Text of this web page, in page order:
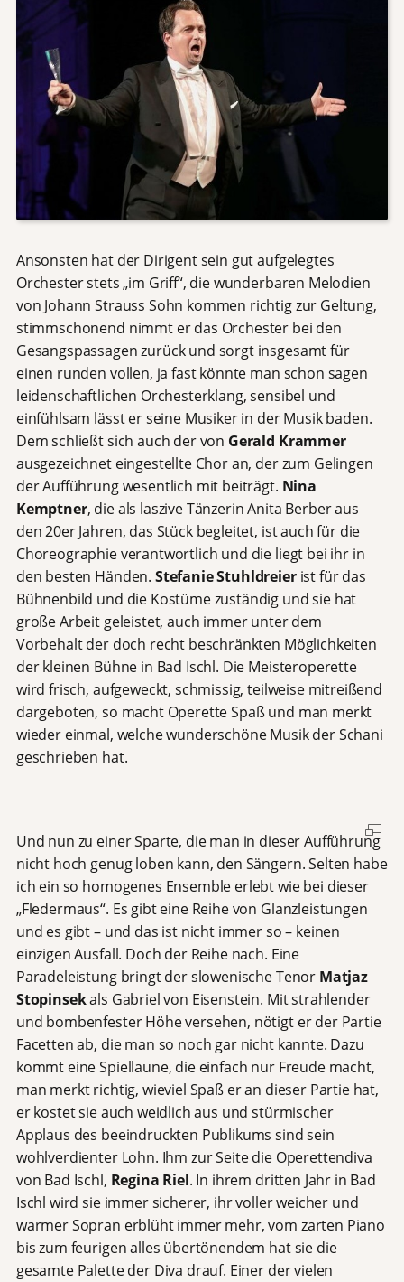
Ansonsten hat der Dirigent sein gut aufgelegtes
Orchester stets „im Griff“, die wunderbaren Melodien
von Johann Strauss Sohn kommen richtig zur Geltung,
stimmschonend nimmt er das Orchester bei den
Gesangspassagen zurück und sorgt insgesamt für
einen runden vollen, ja fast könnte man schon sagen
leidenschaftlichen Orchesterklang, sensibel und
einfühlsam lässt er seine Musiker in der Musik baden.
Dem schließt sich auch der von Gerald Krammer
ausgezeichnet eingestellte Chor an, der zum Gelingen
der Aufführung wesentlich mit beiträgt. Nina
Kemptner, die als laszive Tänzerin Anita Berber aus
den 20er Jahren, das Stück begleitet, ist auch für die
Choreographie verantwortlich und die liegt bei ihr in
den besten Händen. Stefanie Stuhldreierist für das
Bühnenbild und die Kostüme zuständig und sie hat
große Arbeit geleistet, auch immer unter dem
Vorbehalt der doch recht beschränkten Möglichkeiten
der kleinen Bühne in Bad Ischl. Die Meisteroperette
wird frisch, aufgeweckt, schmissig, teilweise mitreißend
dargeboten, so macht Operette Spaß und man merkt
wieder einmal, welche wunderschöne Musik der Schani
geschrieben hat.
Und nun zu einer Sparte, die man in dieser Aufführung
nicht hoch genug loben kann, den Sängern. Selten habe
ich ein so homogenes Ensemble erlebt wie bei dieser
„Fledermaus“. Es gibt eine Reihe von Glanzleistungen
und es gibt – und das ist nicht immer so – keinen
einzigen Ausfall. Doch der Reihe nach. Eine
Paradeleistung bringt der slowenische Tenor Matjaz
Stopinsekals Gabriel von Eisenstein. Mit strahlender
und bombenfester Höhe versehen, nötigt er der Partie
Facetten ab, die man so noch gar nicht kannte. Dazu
kommt eine Spiellaune, die einfach nur Freude macht,
man merkt richtig, wieviel Spaß er an dieser Partie hat,
er kostet sie auch weidlich aus und stürmischer
Applaus des beeindruckten Publikums sind sein
wohlverdienter Lohn. Ihm zur Seite die Operettendiva
von Bad Ischl, Regina Riel. In ihrem dritten Jahr in Bad
Ischl wird sie immer sicherer, ihr voller weicher und
warmer Sopran erblüht immer mehr, vom zarten Piano
bis zum feurigen alles übertönendem hat sie die
gesamte Palette der Diva drauf. Einer der vielen